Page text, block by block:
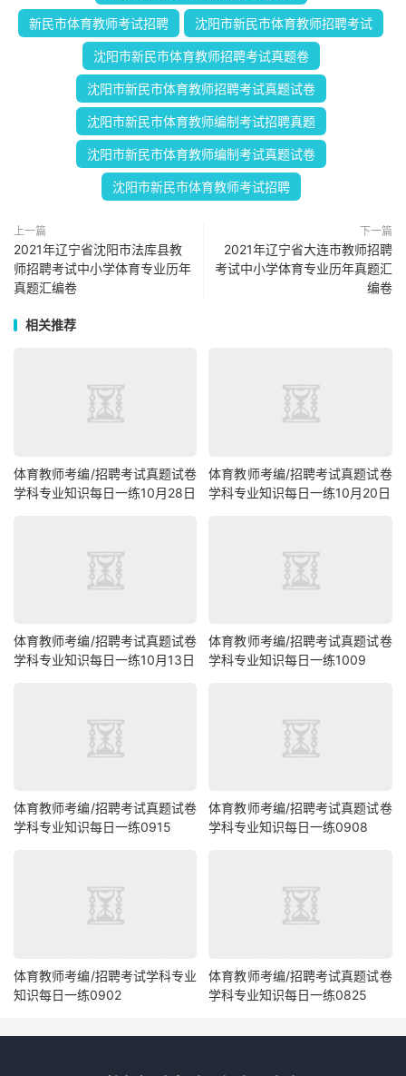
新民市体育教师考试招聘 沈阳市新民市体育教师招聘考试
沈阳市新民市体育教师招聘考试真题卷
沈阳市新民市体育教师招聘考试真题试卷
沈阳市新民市体育教师编制考试招聘真题
沈阳市新民市体育教师编制考试真题试卷
沈阳市新民市体育教师考试招聘
上一篇
2021年辽宁省沈阳市法库县教
师招聘考试中小学体育专业历年
真题汇编卷
下一篇
2021年辽宁省大连市教师招聘
考试中小学体育专业历年真题汇
编卷
相关推荐
体育教师考编/招聘考试真题试卷
学科专业知识每日一练10月28日
体育教师考编/招聘考试真题试卷
学科专业知识每日一练10月20日
体育教师考编/招聘考试真题试卷
学科专业知识每日一练10月13日
体育教师考编/招聘考试真题试卷
学科专业知识每日一练1009
体育教师考编/招聘考试真题试卷
学科专业知识每日一练0915
体育教师考编/招聘考试真题试卷
学科专业知识每日一练0908
体育教师考编/招聘考试学科专业
知识每日一练0902
体育教师考编/招聘考试真题试卷
学科专业知识每日一练0825